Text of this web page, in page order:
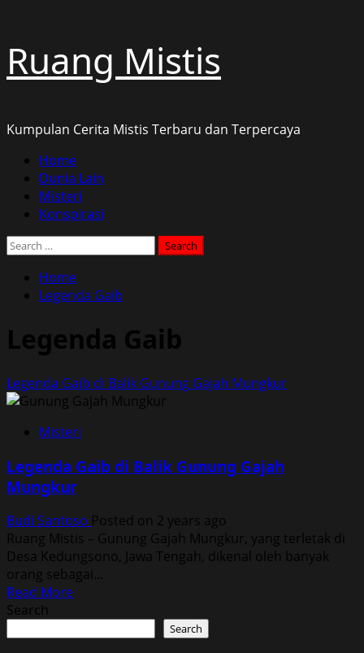
to
content
Ruang Mistis
Kumpulan Cerita Mistis Terbaru dan Terpercaya
Primary
Menu
Home
Dunia Lain
Misteri
Konspirasi
Search
Home
Legenda Gaib
Legenda Gaib
Legenda Gaib di Balik Gunung Gajah Mungkur
Misteri
Legenda Gaib di Balik Gunung Gajah
Mungkur
Budi Santoso Posted on 2 years ago
Ruang Mistis – Gunung Gajah Mungkur, yang terletak di
Desa Kedungsono, Jawa Tengah, dikenal oleh banyak
orang sebagai...
Read MoreRead
Search
Search